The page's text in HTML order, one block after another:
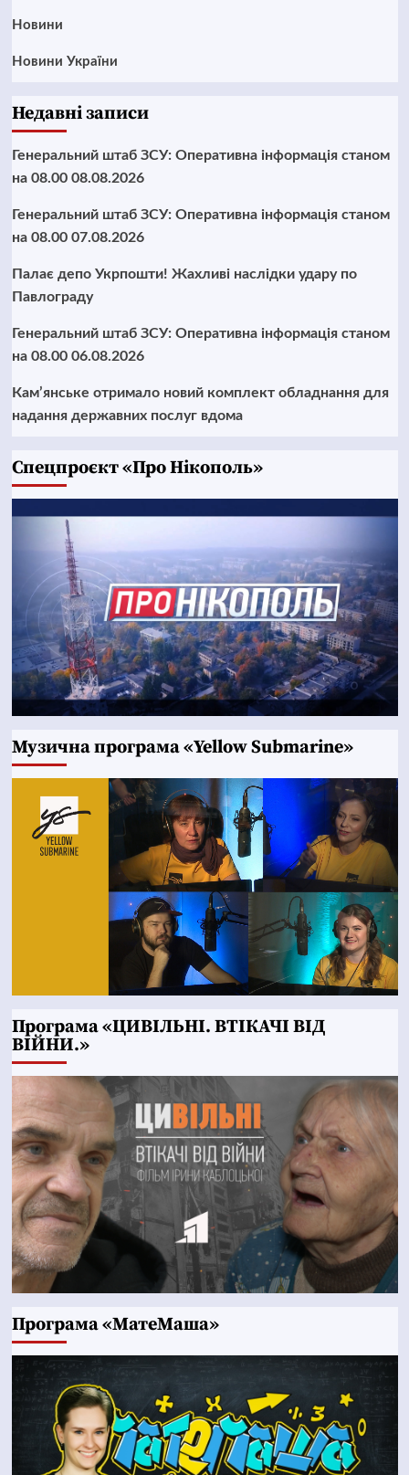
Новини
Новини України
Недавні записи
Генеральний штаб ЗСУ: Оперативна інформація станом
на 08.00 08.08.2026
Генеральний штаб ЗСУ: Оперативна інформація станом
на 08.00 07.08.2026
Палає депо Укрпошти! Жахливі наслідки удару по
Павлограду
Генеральний штаб ЗСУ: Оперативна інформація станом
на 08.00 06.08.2026
Кам’янське отримало новий комплект обладнання для
надання державних послуг вдома
Cпецпроєкт «Про Нікополь»
Музична програма «Yellow Submarine»
Програма «ЦИВІЛЬНІ. ВТІКАЧІ ВІД
ВІЙНИ.»
Програма «МатеМаша»